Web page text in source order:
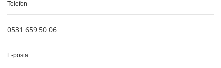
Telefon
0531 659 50 06
E-posta